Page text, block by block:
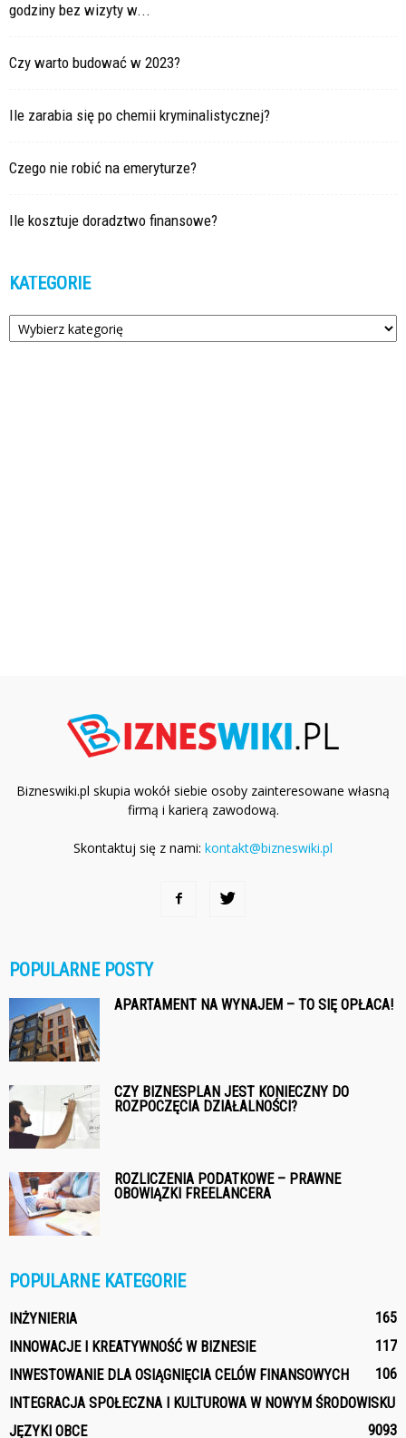
godziny bez wizyty w...
Czy warto budować w 2023?
Ile zarabia się po chemii kryminalistycznej?
Czego nie robić na emeryturze?
Ile kosztuje doradztwo finansowe?
KATEGORIE
Kategorie
Bizneswiki.pl skupia wokół siebie osoby zainteresowane własną
firmą i karierą zawodową.
Skontaktuj się z nami: kontakt@bizneswiki.pl
POPULARNE POSTY
APARTAMENT NA WYNAJEM – TO SIĘ OPŁACA!
CZY BIZNESPLAN JEST KONIECZNY DO
ROZPOCZĘCIA DZIAŁALNOŚCI?
ROZLICZENIA PODATKOWE – PRAWNE
OBOWIĄZKI FREELANCERA
POPULARNE KATEGORIE
INŻYNIERIA
165
INNOWACJE I KREATYWNOŚĆ W BIZNESIE
117
INWESTOWANIE DLA OSIĄGNIĘCIA CELÓW FINANSOWYCH
106
INTEGRACJA SPOŁECZNA I KULTUROWA W NOWYM ŚRODOWISKU
93
JĘZYKI OBCE 90